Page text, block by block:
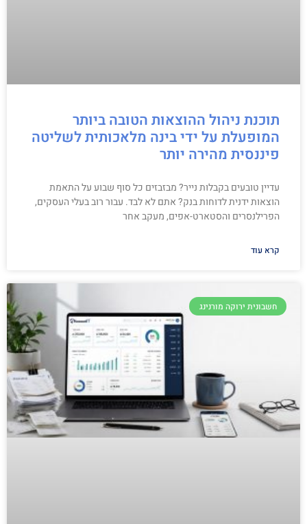
תוכנת ניהול ההוצאות הטובה ביותר
המופעלת על ידי בינה מלאכותית לשליטה
פיננסית מהירה יותר
עדיין טובעים בקבלות נייר? מבזבזים כל סוף שבוע על התאמת
הוצאות ידנית לדוחות בנק? אתם לא לבד. עבור רוב בעלי העסקים,
הפרילנסרים והסטארט-אפים, מעקב אחר
קרא עוד
חשבונית ירוקה מורנינג